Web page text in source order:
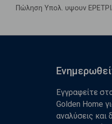
Πώληση Υπολ. υψουν
Εγγραφείτε
Golden Home
αναλύσεις και